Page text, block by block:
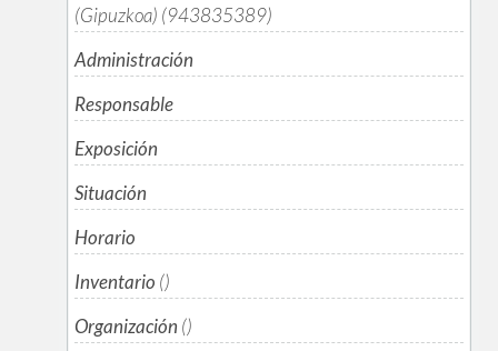
(Gipuzkoa) (943835389)
Administración
Responsable
Exposición
Situación
Horario
Inventario ()
Organización ()